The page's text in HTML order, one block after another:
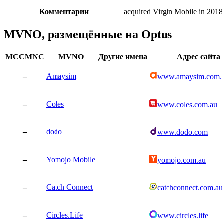
Комментарии acquired Virgin Mobile in 2018
MVNO, размещённые на Optus
MCCMNC MVNO Другие имена Адрес сайта
– Amaysim
– Coles www.coles.com.au
– dodo www.dodo.com
– Yomojo Mobile yomojo.com.au
– Catch Connect catchconnect.com.au
– Circles.Life www.circles.life